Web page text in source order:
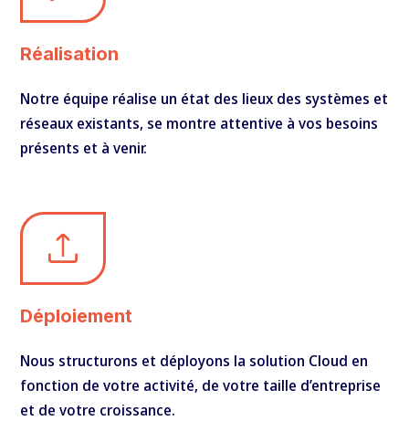
Réalisation
Notre équipe réalise un état des lieux des systèmes et
réseaux existants, se montre attentive à vos besoins
présents et à venir.
Déploiement
Nous structurons et déployons la solution Cloud en
fonction de votre activité, de votre taille d’entreprise
et de votre croissance.